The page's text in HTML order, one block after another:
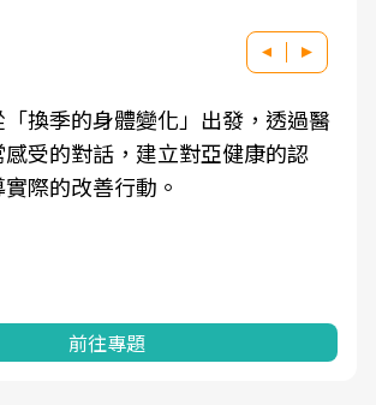
「換季的身體變化」出發，透過醫
受的對話，建立對亞健康的認
際的改善行動。
前往專題